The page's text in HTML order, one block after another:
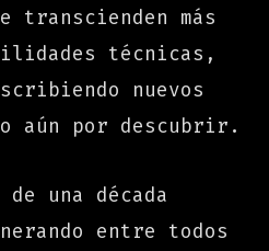
transcienden más
técnicas,
nuevos
aún por descubrir.
de una década
entre todos